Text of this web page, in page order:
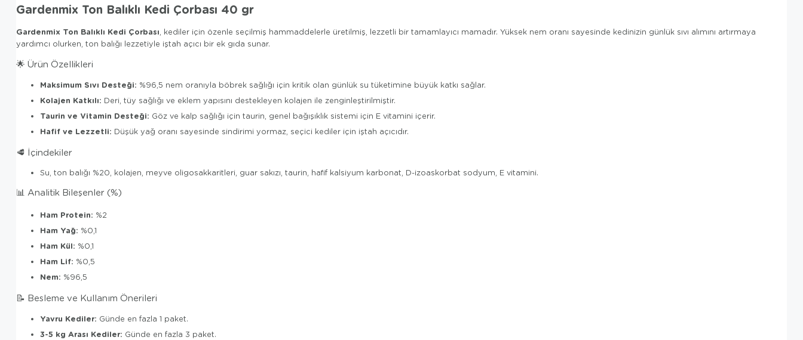
Gardenmix Ton Balıklı Kedi Çorbası 40 gr
Gardenmix Ton Balıklı Kedi Çorbası, kediler için özenle seçilmiş hammaddelerle üretilmiş, lezzetli bir tamamlayıcı mamadır. Yüksek nem oranı sayesinde kedinizin günlük sıvı alımını artırmaya
yardımcı olurken, ton balığı lezzetiyle iştah açıcı bir ek gıda sunar.
🌟 Ürün Özellikleri
Maksimum Sıvı Desteği: %96,5 nem oranıyla böbrek sağlığı için kritik olan günlük su tüketimine büyük katkı sağlar.
Kolajen Katkılı: Deri, tüy sağlığı ve eklem yapısını destekleyen kolajen ile zenginleştirilmiştir.
Taurin ve Vitamin Desteği: Göz ve kalp sağlığı için taurin, genel bağışıklık sistemi için E vitamini içerir.
Hafif ve Lezzetli: Düşük yağ oranı sayesinde sindirimi yormaz, seçici kediler için iştah açıcıdır.
🥩 İçindekiler
Su, ton balığı %20, kolajen, meyve oligosakkaritleri, guar sakızı, taurin, hafif kalsiyum karbonat, D-izoaskorbat sodyum, E vitamini.
📊 Analitik Bileşenler (%)
Ham Protein: %2
Ham Yağ: %0,1
Ham Kül: %0,1
Ham Lif: %0,5
Nem: %96,5
📝 Besleme ve Kullanım Önerileri
Yavru Kediler: Günde en fazla 1 paket.
3-5 kg Arası Kediler: Günde en fazla 3 paket.